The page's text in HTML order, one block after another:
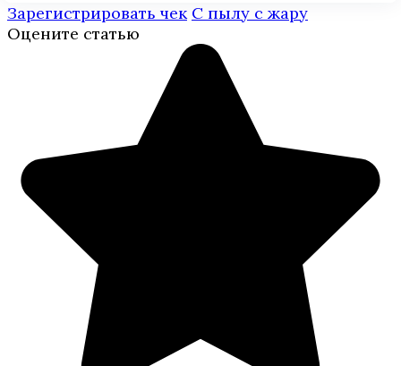
Зарегистрировать чек С пылу с жару
Оцените статью